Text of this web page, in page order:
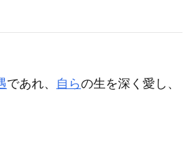
であれ、 自らの生を深く愛し、